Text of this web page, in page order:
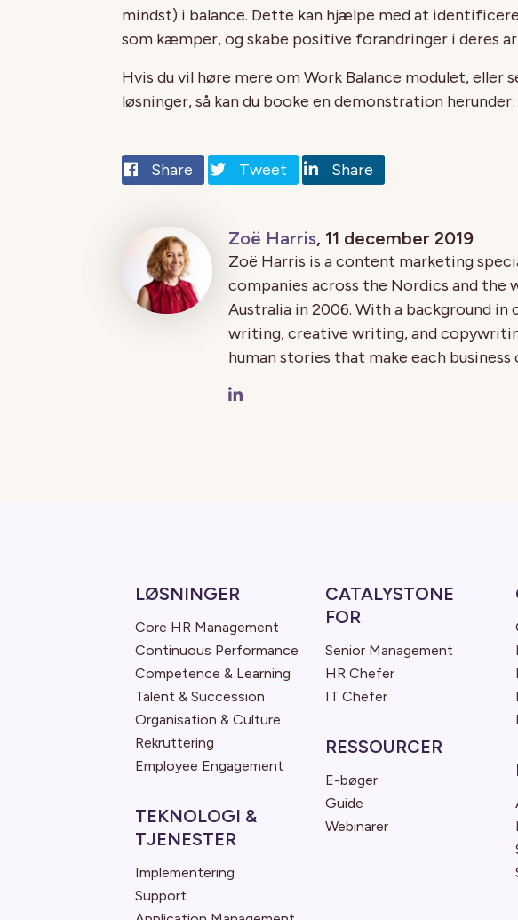
mindst) i balance. Dette kan hjælpe med at
som kæmper, og skabe positive forandringer i deres
Hvis du vil høre mere om Work Balance modulet, eller
løsninger, så kan du booke en demonstration herunder:
Share Tweet Share
Zoë Harris, 11 december 2019
Zoë Harris is a content marketing
companies across the Nordics and the
Australia in 2006. With a background
writing, creative writing, and
human stories that make each
LØSNINGER
Core HR Management
Continuous Performance
Competence & Learning
Talent & Succession
Organisation & Culture
Rekruttering
Employee Engagement
TEKNOLOGI &
TJENESTER
Implementering
Support
CATALYSTONE
FOR
Senior Management
HR Chefer
IT Chefer
RESSOURCER
E-bøger
Guide
Webinarer